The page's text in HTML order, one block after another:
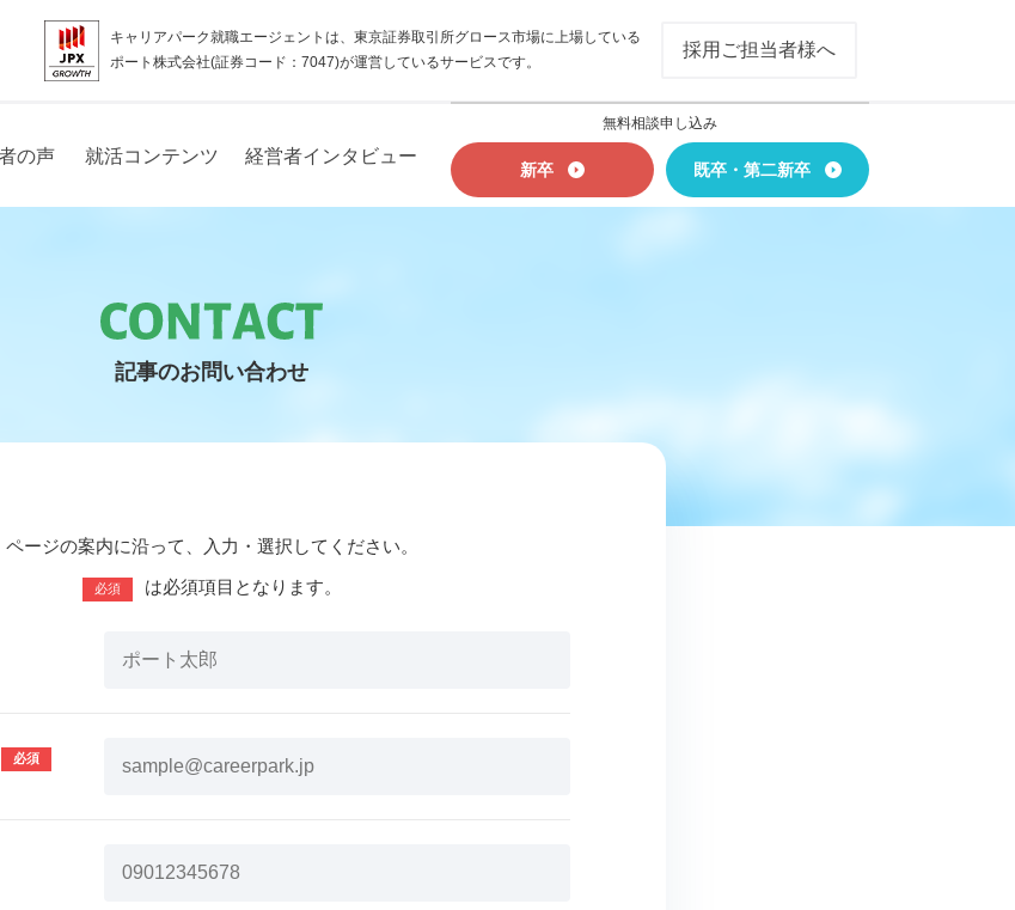
キャリアパーク就職エージェントは、東京証券取引所グロース市場に上場している
ポート株式会社(証券コード：7047)が運営しているサービスです。
採用ご担当者様へ
の声 就活コンテンツ 経営者インタビュー
無料相談申し込み
新卒 既卒・第二新卒
記事のお問い合わせ
ページの案内に沿って、入力・選択してください。
必須 は必須項目となります。